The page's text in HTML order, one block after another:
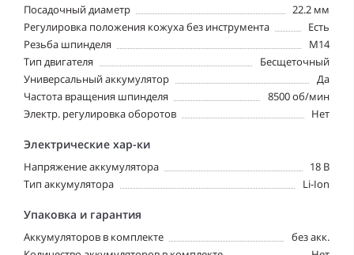
Посадочный диаметр
22.2 мм
Регулировка положения кожуха без инструмента
Есть
Резьба шпинделя
М14
Тип двигателя
Бесщеточный
Универсальный аккумулятор
Да
Частота вращения шпинделя
8500 об/мин
Электр. регулировка оборотов
Нет
Электрические хар-ки
Напряжение аккумулятора
18 В
Тип аккумулятора
Li-Ion
Упаковка и гарантия
Аккумуляторов в комплекте
без акк.